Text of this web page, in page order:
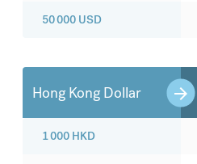
50 000 USD
Hong Kong Dollar
1 000 HKD